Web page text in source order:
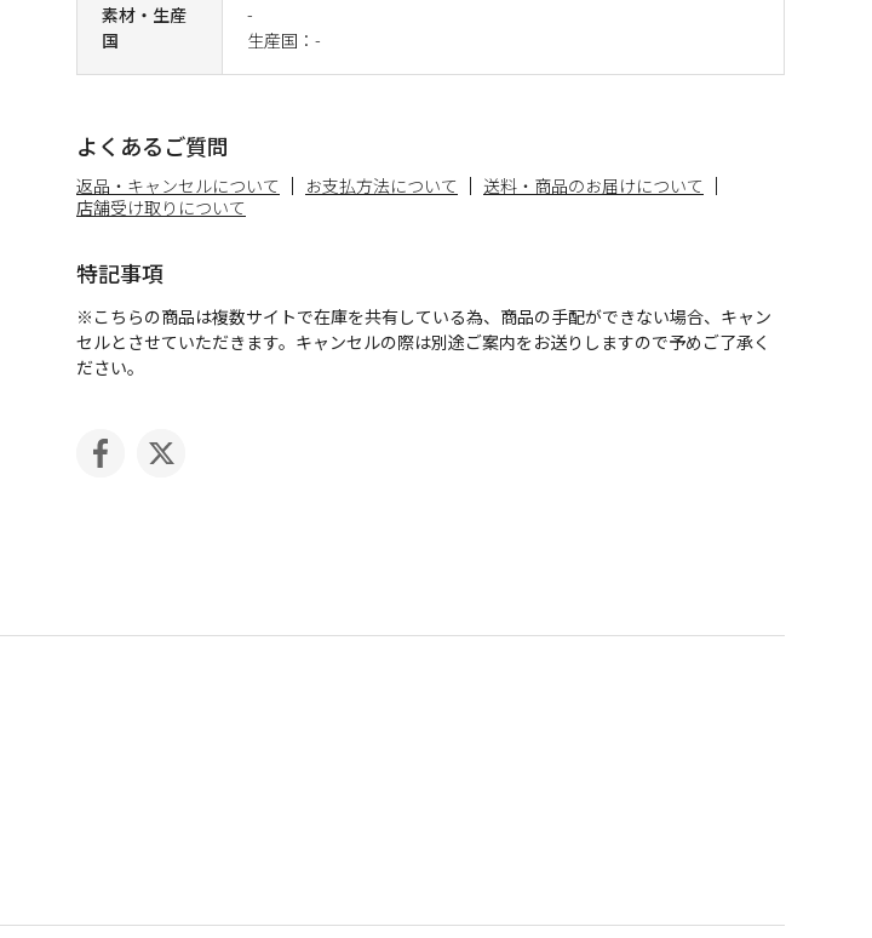
素材・生産
国
-
生産国：-
よくあるご質問
返品・キャンセルについて お支払方法について
送料・商品のお届けについて
店舗受け取りについて
特記事項
※こちらの商品は複数サイトで在庫を共有している為、商品の手配ができない場合、キャン
セルとさせていただきます。キャンセルの際は別途ご案内をお送りしますので予めご了承く
ださい。